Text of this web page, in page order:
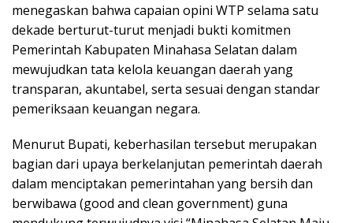
menegaskan bahwa capaian opini WTP selama satu
dekade berturut-turut menjadi bukti komitmen
Pemerintah Kabupaten Minahasa Selatan dalam
mewujudkan tata kelola keuangan daerah yang
transparan, akuntabel, serta sesuai dengan standar
pemeriksaan keuangan negara.
Menurut Bupati, keberhasilan tersebut merupakan
bagian dari upaya berkelanjutan pemerintah daerah
dalam menciptakan pemerintahan yang bersih dan
berwibawa (good and clean government) guna